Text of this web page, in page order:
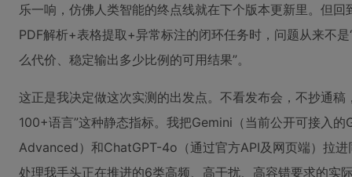
乐一响，仿佛人类智能的终点线就在下个版本更新里。但
PDF解析+表格提取+异常标注的闭环任务时，问题从来不
么代价、稳定输出多少比例的可用结果”。
这正是我决定做这次实测的出发点。不看发布会，不抄通稿
100+语言”这种静态指标。我把Gemini（当前公开可接入
Advanced）和ChatGPT-4o（通过官方API及网页端）拉
处理我手头正在推进的6类高频、高干扰、高容错要求的实